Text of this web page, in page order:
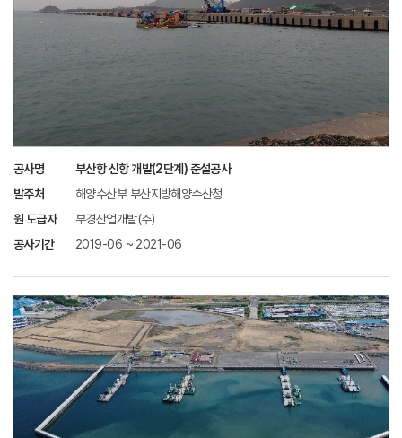
공사명
부산항 신항 개발(2단계) 준설공사
발주처
해양수산부 부산지방해양수산청
원 도급자
부경산업개발(주)
공사기간
2019-06 ~ 2021-06